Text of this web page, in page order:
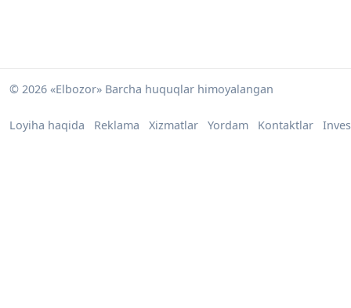
© 2026 «Elbozor» Barcha huquqlar himoyalangan
Loyiha haqida Reklama Xizmatlar Yordam Kontaktlar